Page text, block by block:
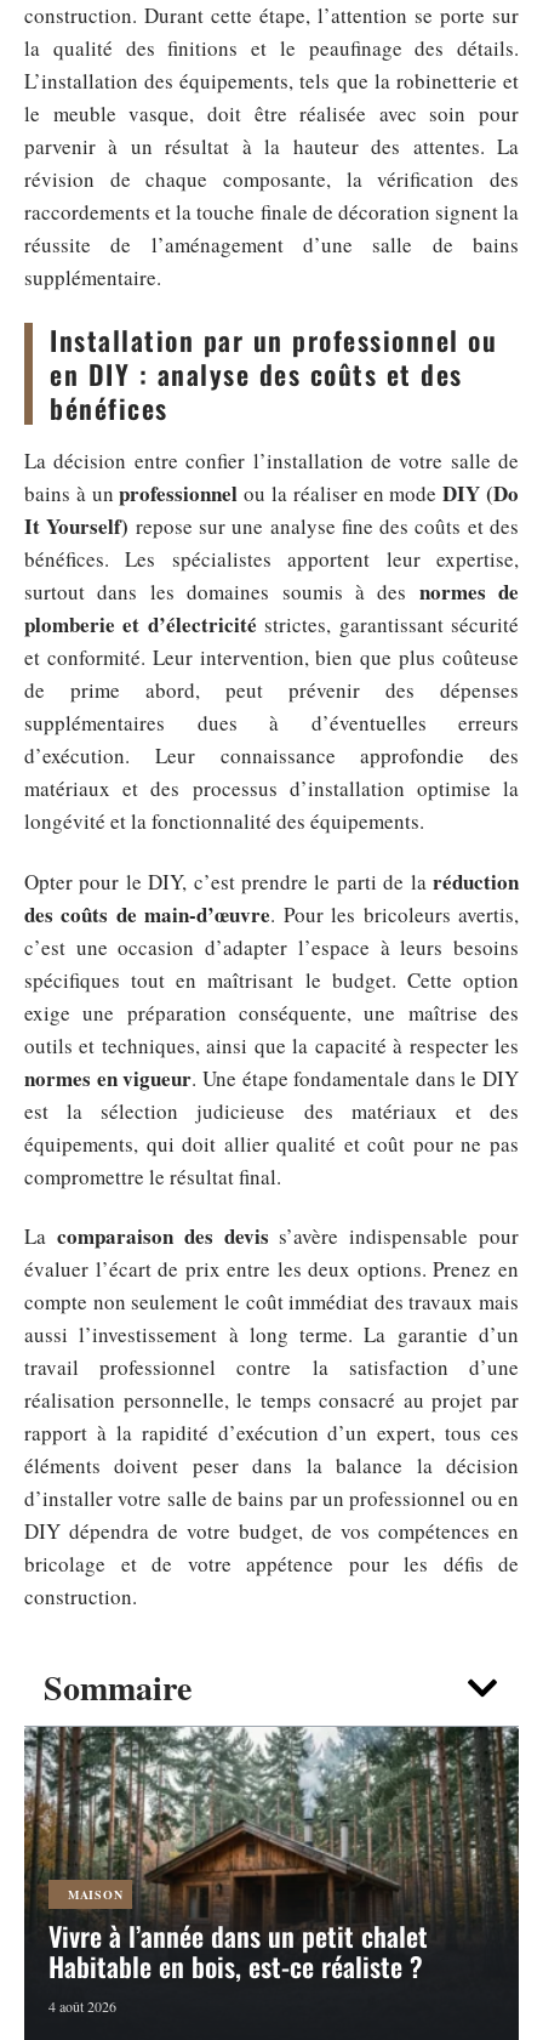
Sommaire
MAISON
Vivre à l’année dans un petit chalet
Habitable en bois, est-ce réaliste ?
4 août 2026
construction. Durant cette étape, l’attention se porte sur
la qualité des finitions et le peaufinage des détails.
L’installation des équipements, tels que la robinetterie et
le meuble vasque, doit être réalisée avec soin pour
parvenir à un résultat à la hauteur des attentes. La
révision de chaque composante, la vérification des
raccordements et la touche finale de décoration signent la
réussite de l’aménagement d’une salle de bains
supplémentaire.
Installation par un professionnel ou
en DIY : analyse des coûts et des
bénéfices
La décision entre confier l’installation de votre salle de
bains à unprofessionnel ou la réaliser en modeDIY (Do
It Yourself) repose sur une analyse fine des coûts et des
bénéfices. Les spécialistes apportent leur expertise,
surtout dans les domaines soumis à des normes de
plomberie et d’électricité strictes, garantissant sécurité
et conformité. Leur intervention, bien que plus coûteuse
de prime abord, peut prévenir des dépenses
supplémentaires dues à d’éventuelles erreurs
d’exécution. Leur connaissance approfondie des
matériaux et des processus d’installation optimise la
longévité et la fonctionnalité des équipements.
Opter pour le DIY, c’est prendre le parti de la réduction
des coûts de main-d’œuvre. Pour les bricoleurs avertis,
c’est une occasion d’adapter l’espace à leurs besoins
spécifiques tout en maîtrisant le budget. Cette option
exige une préparation conséquente, une maîtrise des
outils et techniques, ainsi que la capacité à respecter les
normes en vigueur. Une étape fondamentale dans le DIY
est la sélection judicieuse des matériaux et des
équipements, qui doit allier qualité et coût pour ne pas
compromettre le résultat final.
La comparaison des devis s’avère indispensable pour
évaluer l’écart de prix entre les deux options. Prenez en
compte non seulement le coût immédiat des travaux mais
aussi l’investissement à long terme. La garantie d’un
travail professionnel contre la satisfaction d’une
réalisation personnelle, le temps consacré au projet par
rapport à la rapidité d’exécution d’un expert, tous ces
éléments doivent peser dans la balance la décision
d’installer votre salle de bains par un professionnel ou en
DIY dépendra de votre budget, de vos compétences en
bricolage et de votre appétence pour les défis de
construction.